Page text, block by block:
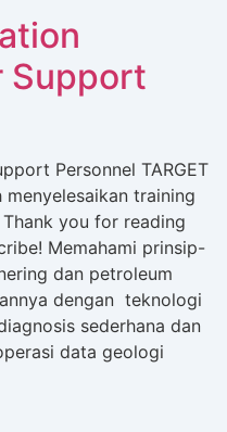
Support
Personnel TARGET
menyelesaikan training
you for reading
Memahami prinsip-
dan petroleum
dengan teknologi
sederhana dan
data geologi